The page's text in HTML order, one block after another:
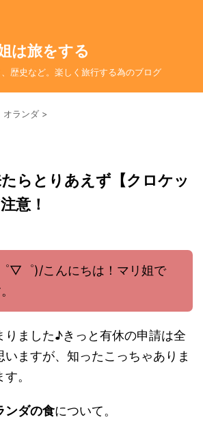
姐は旅をする
歴史など。楽しく旅行する為のブログ
オランダ >
らとりあえず【クロケッ
意！
▽゜)/こんにちは！マリ姐で
りました♪きっと有休の申請は全
ますが、知ったこっちゃありま
。
ンダの食について。